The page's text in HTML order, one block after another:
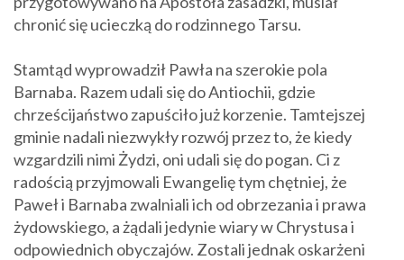
chronić się ucieczką do rodzinnego Tarsu.
Stamtąd wyprowadził Pawła na szerokie pola
Barnaba. Razem udali się do Antiochii, gdzie
chrześcijaństwo zapuściło już korzenie. Tamtejszej
gminie nadali niezwykły rozwój przez to, że kiedy
wzgardzili nimi Żydzi, oni udali się do pogan. Ci z
radością przyjmowali Ewangelię tym chętniej, że
Paweł i Barnaba zwalniali ich od obrzezania i prawa
żydowskiego, a żądali jedynie wiary w Chrystusa i
odpowiednich obyczajów. Zostali jednak oskarżeni